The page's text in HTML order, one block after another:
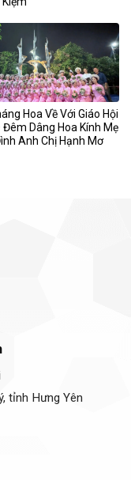
Hoa Về Với Giáo Hội
Đêm Dâng Hoa Kính Mẹ
Anh Chị Hạnh Mơ
tỉnh Hưng Yên